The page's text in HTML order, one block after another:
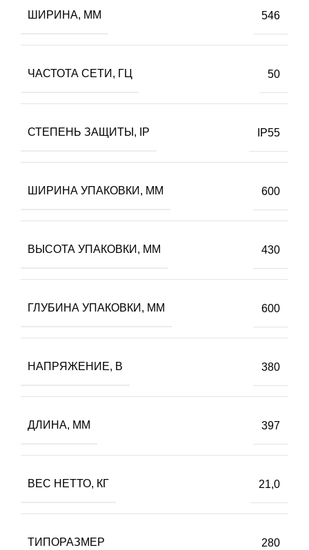
ШИРИНА, ММ 546
ЧАСТОТА СЕТИ, ГЦ 50
СТЕПЕНЬ ЗАЩИТЫ, IP IP55
ШИРИНА УПАКОВКИ, ММ 600
ВЫСОТА УПАКОВКИ, ММ 430
ГЛУБИНА УПАКОВКИ, ММ 600
НАПРЯЖЕНИЕ, В 380
ДЛИНА, ММ 397
ВЕС НЕТТО, КГ 21,0
ТИПОРАЗМЕР 280